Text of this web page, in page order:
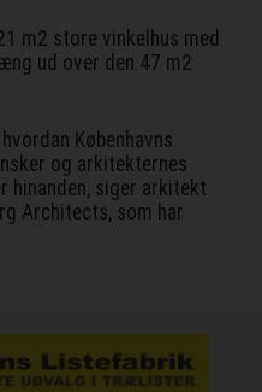
m2 store vinkelhus med
ud over den 47 m2
Københavns
og arkitekternes
hinanden, siger arkitekt
Architects, som har